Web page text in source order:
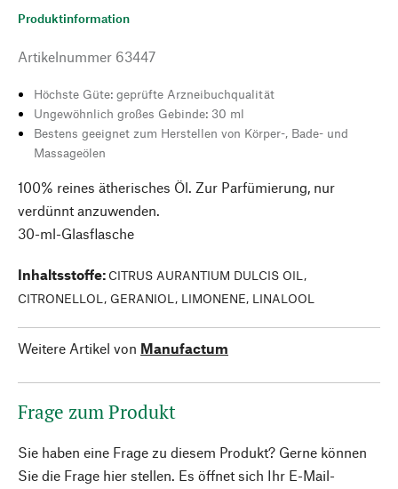
Produktinformation
Artikelnummer 63447
Höchste Güte: geprüfte Arzneibuchqualität
Ungewöhnlich großes Gebinde: 30 ml
Bestens geeignet zum Herstellen von Körper-, Bade- und
Massageölen
100% reines ätherisches Öl. Zur Parfümierung, nur
verdünnt anzuwenden.
30-ml-Glasflasche
Inhaltsstoffe: CITRUS AURANTIUM DULCIS OIL,
CITRONELLOL, GERANIOL, LIMONENE, LINALOOL
Weitere Artikel von Manufactum
Frage zum Produkt
Sie haben eine Frage zu diesem Produkt? Gerne können
Sie die Frage hier stellen. Es öffnet sich Ihr E-Mail-